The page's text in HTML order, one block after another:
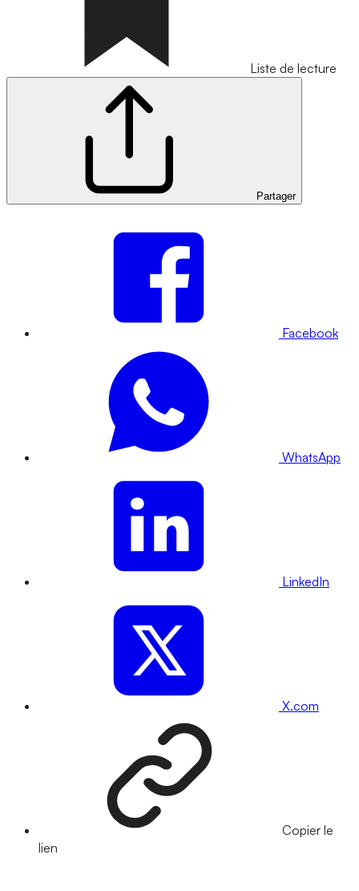
Liste de lecture
Partager
Facebook
WhatsApp
LinkedIn
X.com
Copier le
lien